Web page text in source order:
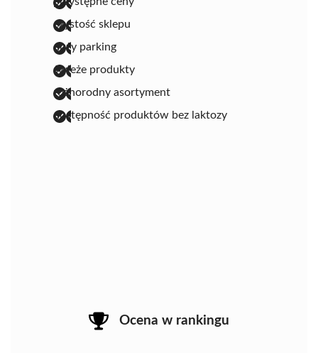
czystość sklepu
duży parking
świeże produkty
różnorodny asortyment
dostępność produktów bez laktozy
Ocena w rankingu